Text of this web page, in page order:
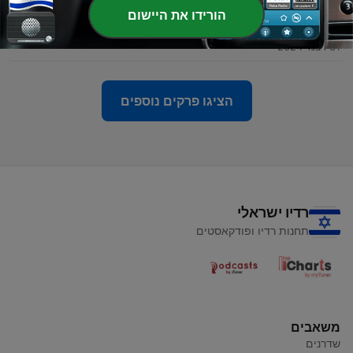
61
- החתול עם הזנב המוזהב / סיפורים לילדים בעברית
31 דצמ' 2024
הציגו פרקים נוספים
רדיו ישראלי
תחנות רדיו ופודקאסטים
משאבים
שדרנים
הורידו את היישום